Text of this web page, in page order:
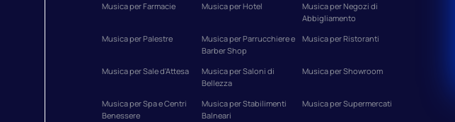
Musica per Farmacie Musica per Hotel
Musica per Negozi di
Abbigliamento
Musica per Palestre
Musica per Parrucchiere e
Barber Shop
Musica per Ristoranti
Musica per Sale d'Attesa
Musica per Saloni di
Bellezza
Musica per Showroom
Musica per Spa e Centri
Benessere
Musica per Stabilimenti
Balneari
Musica per Supermercati